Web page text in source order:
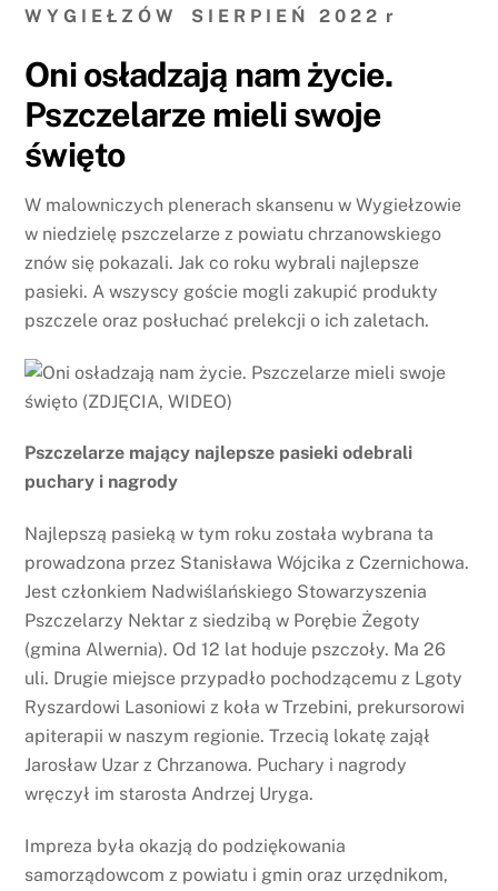
W Y G I E Ł Z Ó W S I E R P I E Ń 2 0 2 2 r
Oni osładzają nam życie.
Pszczelarze mieli swoje
święto
W malowniczych plenerach skansenu w Wygiełzowie
w niedzielę pszczelarze z powiatu chrzanowskiego
znów się pokazali. Jak co roku wybrali najlepsze
pasieki. A wszyscy goście mogli zakupić produkty
pszczele oraz posłuchać prelekcji o ich zaletach.
Pszczelarze mający najlepsze pasieki odebrali
puchary i nagrody
Najlepszą pasieką w tym roku została wybrana ta
prowadzona przez Stanisława Wójcika z Czernichowa.
Jest członkiem Nadwiślańskiego Stowarzyszenia
Pszczelarzy Nektar z siedzibą w Porębie Żegoty
(gmina Alwernia). Od 12 lat hoduje pszczoły. Ma 26
uli. Drugie miejsce przypadło pochodzącemu z Lgoty
Ryszardowi Lasoniowi z koła w Trzebini, prekursorowi
apiterapii w naszym regionie. Trzecią lokatę zajął
Jarosław Uzar z Chrzanowa. Puchary i nagrody
wręczył im starosta Andrzej Uryga.
Impreza była okazją do podziękowania
samorządowcom z powiatu i gmin oraz urzędnikom,